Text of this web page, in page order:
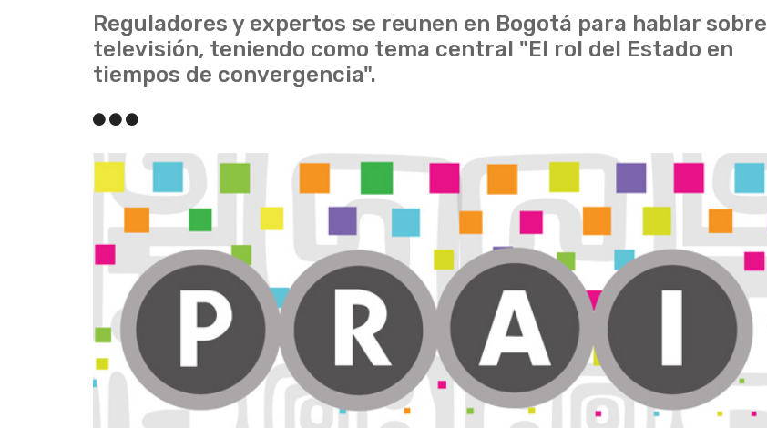
Reguladores y expertos se reunen en Bogotá para hablar sobre
televisión, teniendo como tema central "El rol del Estado en
tiempos de convergencia".